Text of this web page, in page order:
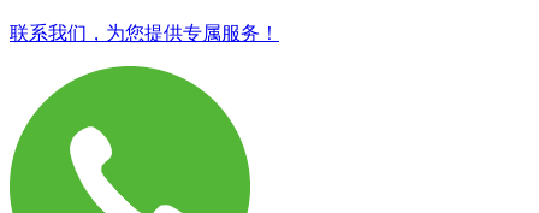
联系我们，为您提供专属服务！